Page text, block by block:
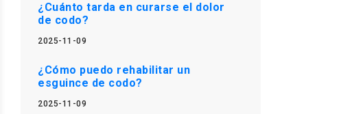
¿Cuánto tarda en curarse el dolor
de codo?
2025-11-09
¿Cómo puedo rehabilitar un
esguince de codo?
2025-11-09